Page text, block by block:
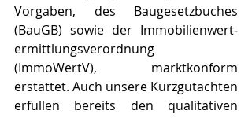
Vorgaben, des Baugesetzbuches
(BauGB) sowie der Im­mo­bi­li­en­wert­
ermitt­lungs­ver­ord­nung
(ImmoWertV), marktkonform
erstattet. Auch unsere Kurzgutachten
erfüllen bereits den qualitativen